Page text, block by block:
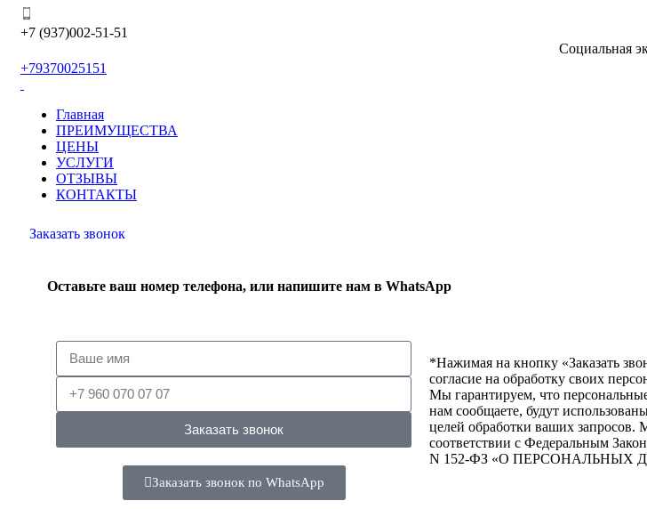
+7 (937)002-51-51
Социальная
+79370025151
Главная
ПРЕИМУЩЕСТВА
ЦЕНЫ
УСЛУГИ
ОТЗЫВЫ
КОНТАКТЫ
Заказать звонок
Оставьте ваш номер телефона, или напишите нам в WhatsApp
Заказать звонок
Заказать звонок по WhatsApp
*Нажимая на кнопку «Заказать
согласие на обработку своих
Мы гарантируем, что
нам сообщаете, будут
целей обработки ваших запросов.
соответствии с Федеральным
N 152-ФЗ «О ПЕРСОНАЛЬНЫХ